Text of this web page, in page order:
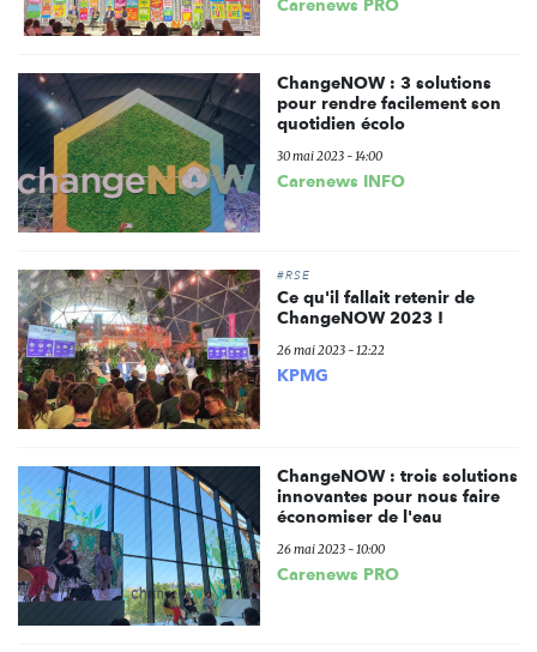
Carenews PRO
ChangeNOW : 3 solutions
pour rendre facilement son
quotidien écolo
30 mai 2023 - 14:00
Carenews INFO
#RSE
Ce qu'il fallait retenir de
ChangeNOW 2023 !
26 mai 2023 - 12:22
KPMG
ChangeNOW : trois solutions
innovantes pour nous faire
économiser de l'eau
26 mai 2023 - 10:00
Carenews PRO